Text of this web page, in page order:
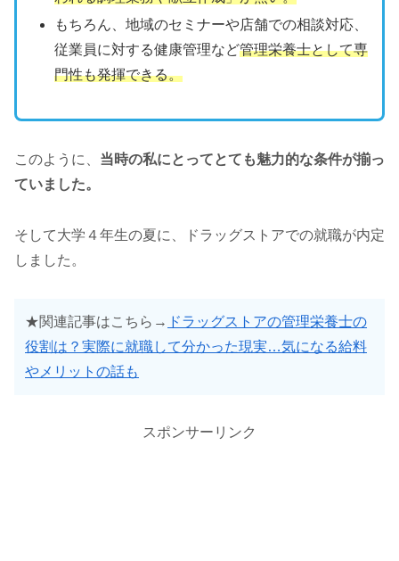
もちろん、地域のセミナーや店舗での相談対応、
従業員に対する健康管理など管理栄養士として専
門性も発揮できる。
このように、 当時の私にとってとても魅力的な条件が揃っ
ていました。
そして大学４年生の夏に、ドラッグストアでの就職が内定
しました。
★関連記事はこちら→ ドラッグストアの管理栄養士の
役割は？実際に就職して分かった現実…気になる給料
やメリットの話も
スポンサーリンク